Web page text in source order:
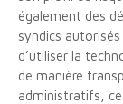
également des
syndics
d’utiliser la
de manière
administratifs,